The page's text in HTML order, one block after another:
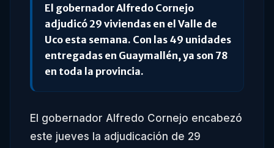
El gobernador Alfredo Cornejo
adjudicó 29 viviendas en el Valle de
Uco esta semana. Con las 49 unidades
entregadas en Guaymallén, ya son 78
en toda la provincia.
El gobernador Alfredo Cornejo encabezó
este jueves la adjudicación de 29